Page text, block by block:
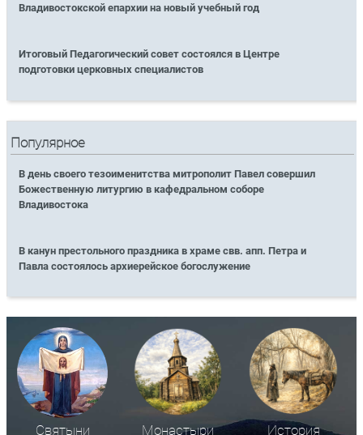
Владивостокской епархии на новый учебный год
Итоговый Педагогический совет состоялся в Центре
подготовки церковных специалистов
Популярное
В день своего тезоименитства митрополит Павел совершил
Божественную литургию в кафедральном соборе
Владивостока
В канун престольного праздника в храме свв. апп. Петра и
Павла состоялось архиерейское богослужение
Святыни Монастыри История